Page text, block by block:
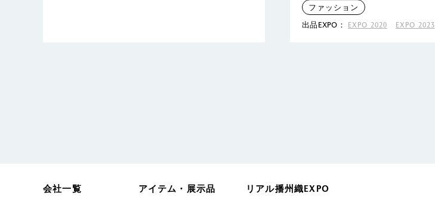
ファッション
出品EXPO：
EXPO 2020 EXPO 2023
会社一覧 アイテム・展示品 リアル播州織EXPO